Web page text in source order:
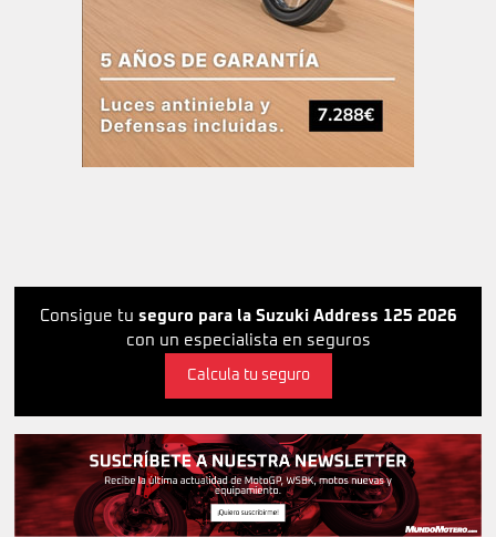
Consigue tu seguro para la Suzuki Address 125 2026
con un especialista en seguros
Calcula tu seguro